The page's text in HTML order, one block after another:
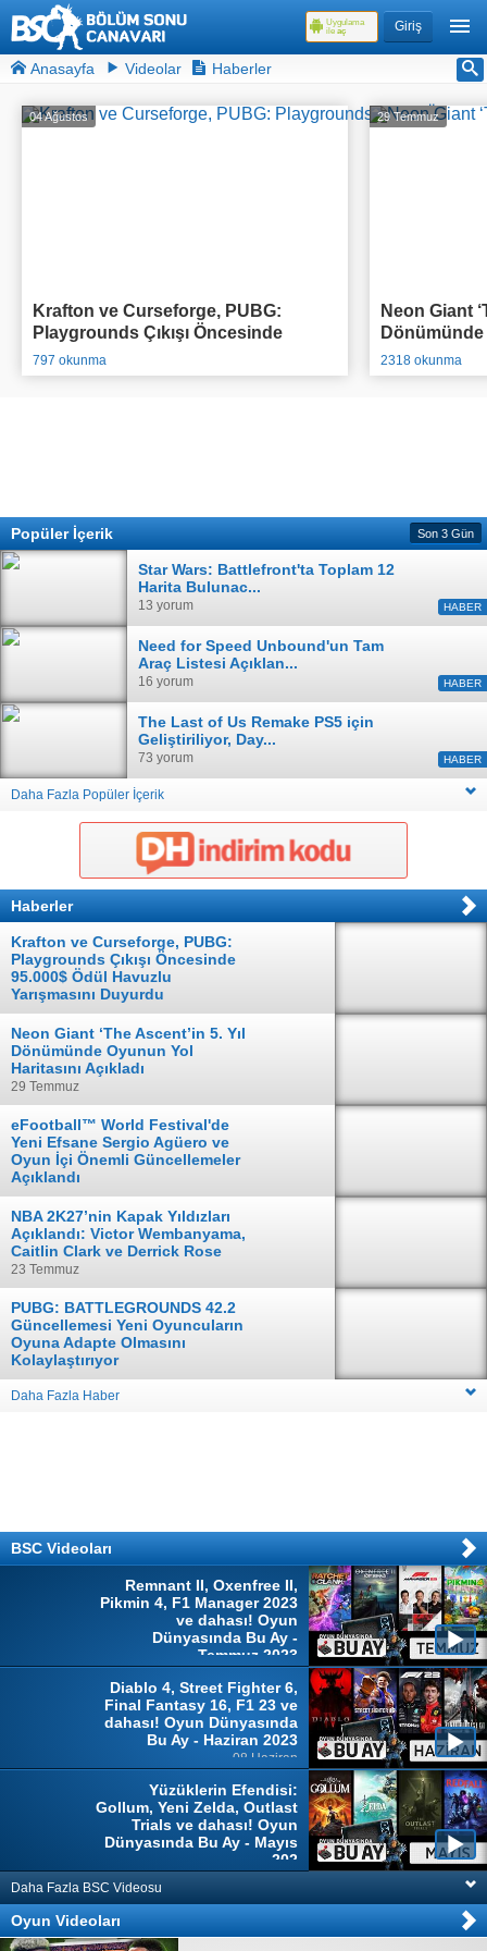
Giriş
Uygulama
ile aç
Anasayfa Videolar Haberler
04 Ağustos
Krafton ve Curseforge, PUBG:
Playgrounds Çıkışı Öncesinde
95.000$ Ödül Havuzlu Yarışmasını
Duyurdu
797 okunma
29 Temmuz
Neon Giant
Dönümünde
Açıkladı
2318 okunma
Popüler İçerik Son 3 Gün
Star Wars: Battlefront'ta Toplam 12
Harita Bulunac...
13 yorum HABER
Need for Speed Unbound'un Tam
Araç Listesi Açıklan...
16 yorum HABER
The Last of Us Remake PS5 için
Geliştiriliyor, Day...
73 yorum HABER
Daha Fazla Popüler İçerik
Haberler
Krafton ve Curseforge, PUBG:
Playgrounds Çıkışı Öncesinde
95.000$ Ödül Havuzlu
Yarışmasını Duyurdu
04 Ağustos
Neon Giant ‘The Ascent’in 5. Yıl
Dönümünde Oyunun Yol
Haritasını Açıkladı
29 Temmuz
eFootball™ World Festival'de
Yeni Efsane Sergio Agüero ve
Oyun İçi Önemli Güncellemeler
Açıklandı
28 Temmuz
NBA 2K27’nin Kapak Yıldızları
Açıklandı: Victor Wembanyama,
Caitlin Clark ve Derrick Rose
23 Temmuz
PUBG: BATTLEGROUNDS 42.2
Güncellemesi Yeni Oyuncuların
Oyuna Adapte Olmasını
Kolaylaştırıyor
16 Temmuz
Daha Fazla Haber
BSC Videoları
Remnant II, Oxenfree II,
Pikmin 4, F1 Manager 2023
ve dahası! Oyun
Dünyasında Bu Ay -
Temmuz 2023
Diablo 4, Street Fighter 6,
Final Fantasy 16, F1 23 ve
dahası! Oyun Dünyasında
Bu Ay - Haziran 2023
08 Haziran
Yüzüklerin Efendisi:
Gollum, Yeni Zelda, Outlast
Trials ve dahası! Oyun
Dünyasında Bu Ay - Mayıs
202
Daha Fazla BSC Videosu
Oyun Videoları